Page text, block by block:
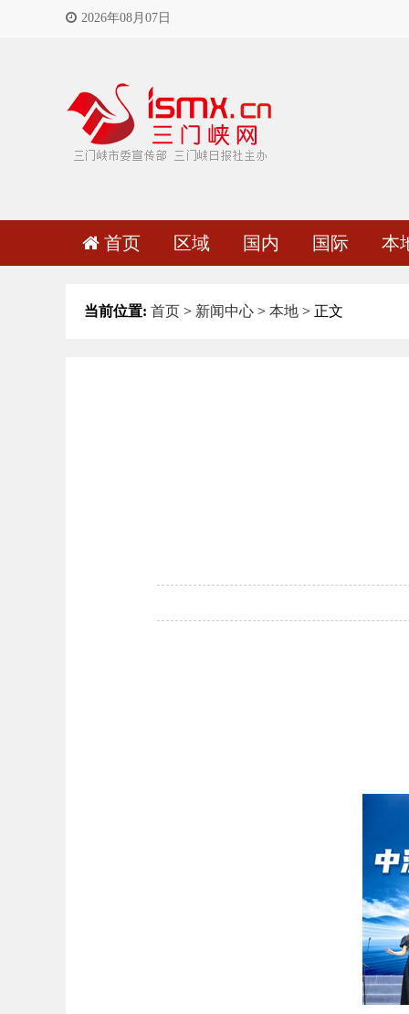
2026年08月07日
首页 区域 国内 国际 本
当前位置: 首页 > 新闻中心 > 本地 > 正文